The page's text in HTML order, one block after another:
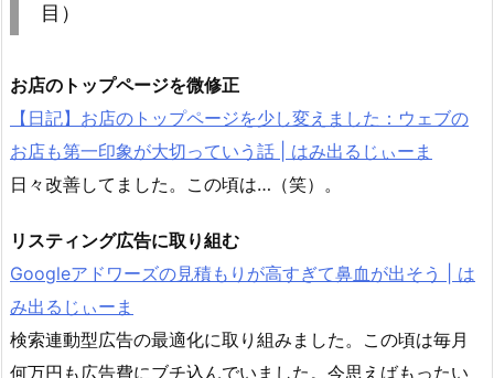
目）
お店のトップページを微修正
【日記】お店のトップページを少し変えました：ウェブの
お店も第一印象が大切っていう話 | はみ出るじぃーま
日々改善してました。この頃は…（笑）。
リスティング広告に取り組む
Googleアドワーズの見積もりが高すぎて鼻血が出そう | は
み出るじぃーま
検索連動型広告の最適化に取り組みました。この頃は毎月
何万円も広告費にブチ込んでいました。今思えばもったい